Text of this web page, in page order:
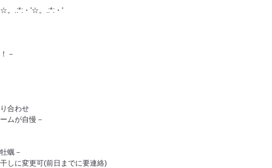
。.:*:・'☆。.:*:・'
－
合わせ
ムが自慢－
蠣－
に変更可(前日までに要連絡)